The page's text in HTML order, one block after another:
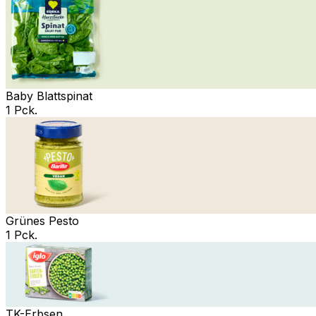
Baby Blattspinat
1 Pck.
Grünes Pesto
1 Pck.